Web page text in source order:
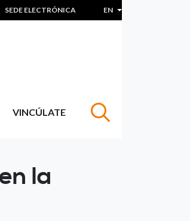
SEDE ELECTRÓNICA EN List additional actions
VINCÚLATE
la